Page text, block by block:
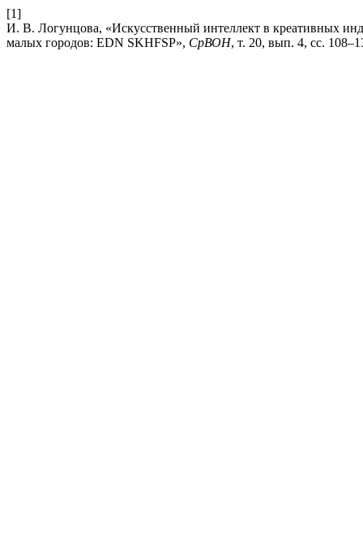
[1]
И. В. Логунцова, «Искусственный интеллект в креативных
малых городов: EDN SKHFSP», СрВОН, т. 20, вып. 4, сс.